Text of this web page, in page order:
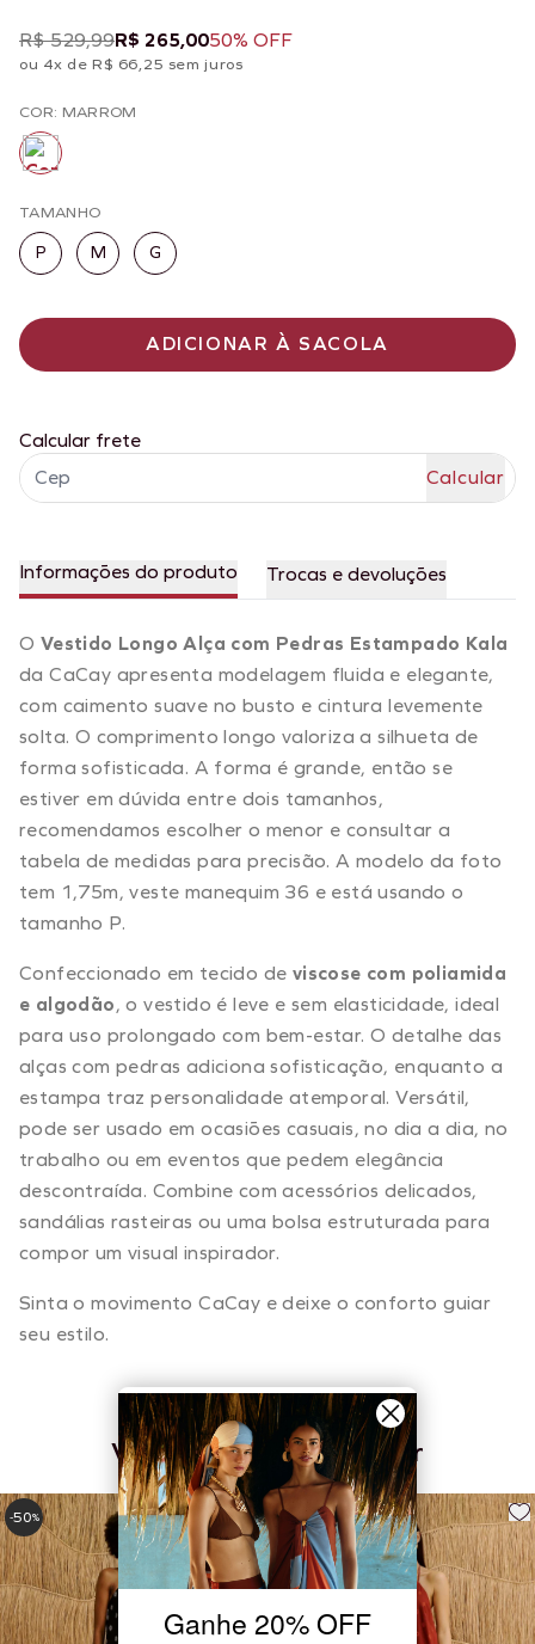
R$ 529,99R$ 265,0050% OFF
ou 4x de R$ 66,25 sem juros
COR: MARROM
TAMANHO
P M G
ADICIONAR À SACOLA
Calcular frete
Informações do produto Trocas e devoluções
O Vestido Longo Alça com Pedras Estampado Kala
da CaCay apresenta modelagem fluida e elegante,
com caimento suave no busto e cintura levemente
solta. O comprimento longo valoriza a silhueta de
forma sofisticada. A forma é grande, então se
estiver em dúvida entre dois tamanhos,
recomendamos escolher o menor e consultar a
tabela de medidas para precisão. A modelo da foto
tem 1,75m, veste manequim 36 e está usando o
tamanho P.
Confeccionado em tecido de viscose com poliamida
e algodão, o vestido é leve e sem elasticidade, ideal
para uso prolongado com bem-estar. O detalhe das
alças com pedras adiciona sofisticação, enquanto a
estampa traz personalidade atemporal. Versátil,
pode ser usado em ocasiões casuais, no dia a dia, no
trabalho ou em eventos que pedem elegância
descontraída. Combine com acessórios delicados,
sandálias rasteiras ou uma bolsa estruturada para
compor um visual inspirador.
Sinta o movimento CaCay e deixe o conforto guiar
seu estilo.
Você também pode gostar
-50% 50%